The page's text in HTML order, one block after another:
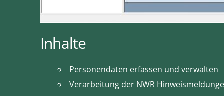
Inhalte
Personendaten erfassen und verwalten
Verarbeitung der NWR